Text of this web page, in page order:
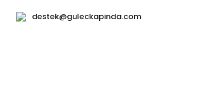
destek@guleckapinda.com